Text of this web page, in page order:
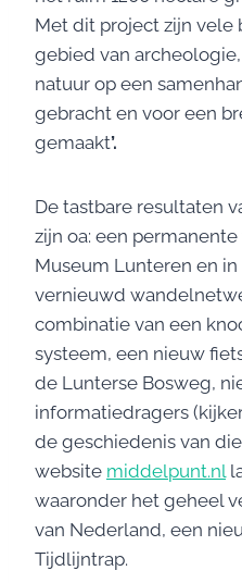
Met dit project zijn vele
gebied van
natuur op een
gebracht en voor een
gemaakt’.
De tastbare resultaten
zijn oa: een
Museum Lunteren en
vernieuwd
combinatie van een
systeem, een nieuw
de Lunterse Bosweg,
informatiedragers
de geschiedenis van
website middelpunt.nl
waaronder het geheel
van Nederland, een
Tijdlijntrap.